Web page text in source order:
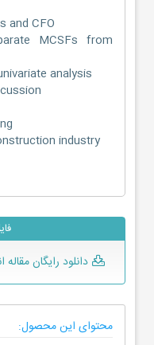
and CFO
MCSFs from
analysis
industry
دانلود رایگان
محتوای این محصول: